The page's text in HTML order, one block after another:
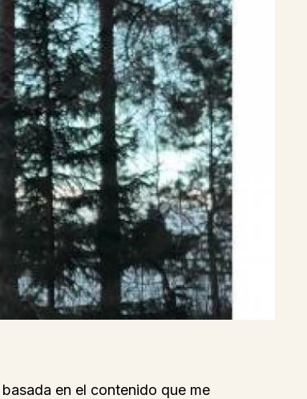
en el contenido que me